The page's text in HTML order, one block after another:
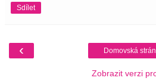
Sdílet
‹ Domovská
Zobrazit verzi